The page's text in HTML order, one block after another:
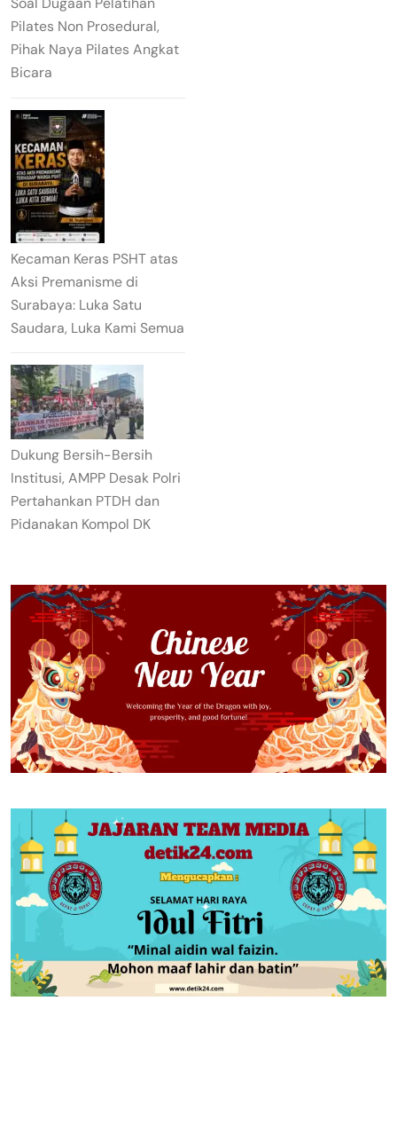
Pilates Non Prosedural,
Pihak Naya Pilates Angkat
Bicara
Kecaman Keras PSHT atas
Aksi Premanisme di
Surabaya: Luka Satu
Saudara, Luka Kami Semua
Dukung Bersih-Bersih
Institusi, AMPP Desak Polri
Pertahankan PTDH dan
Pidanakan Kompol DK